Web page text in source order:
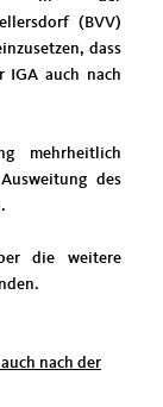
(BVV)
dass
IGA auch nach
mehrheitlich
des
die weitere
nach der